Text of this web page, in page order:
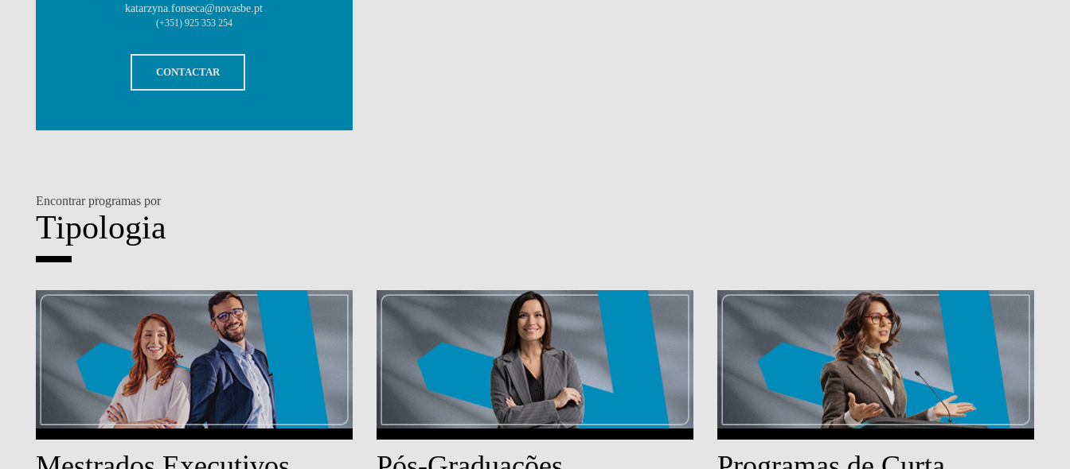
katarzyna.fonseca@novasbe.pt
(+351) 925 353 254
CONTACTAR
Encontrar programas por
Tipologia